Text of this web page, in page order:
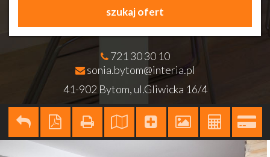
szukaj ofert
721 30 30 10
sonia.bytom@interia.pl
41-902 Bytom, ul.Gliwicka 16/4